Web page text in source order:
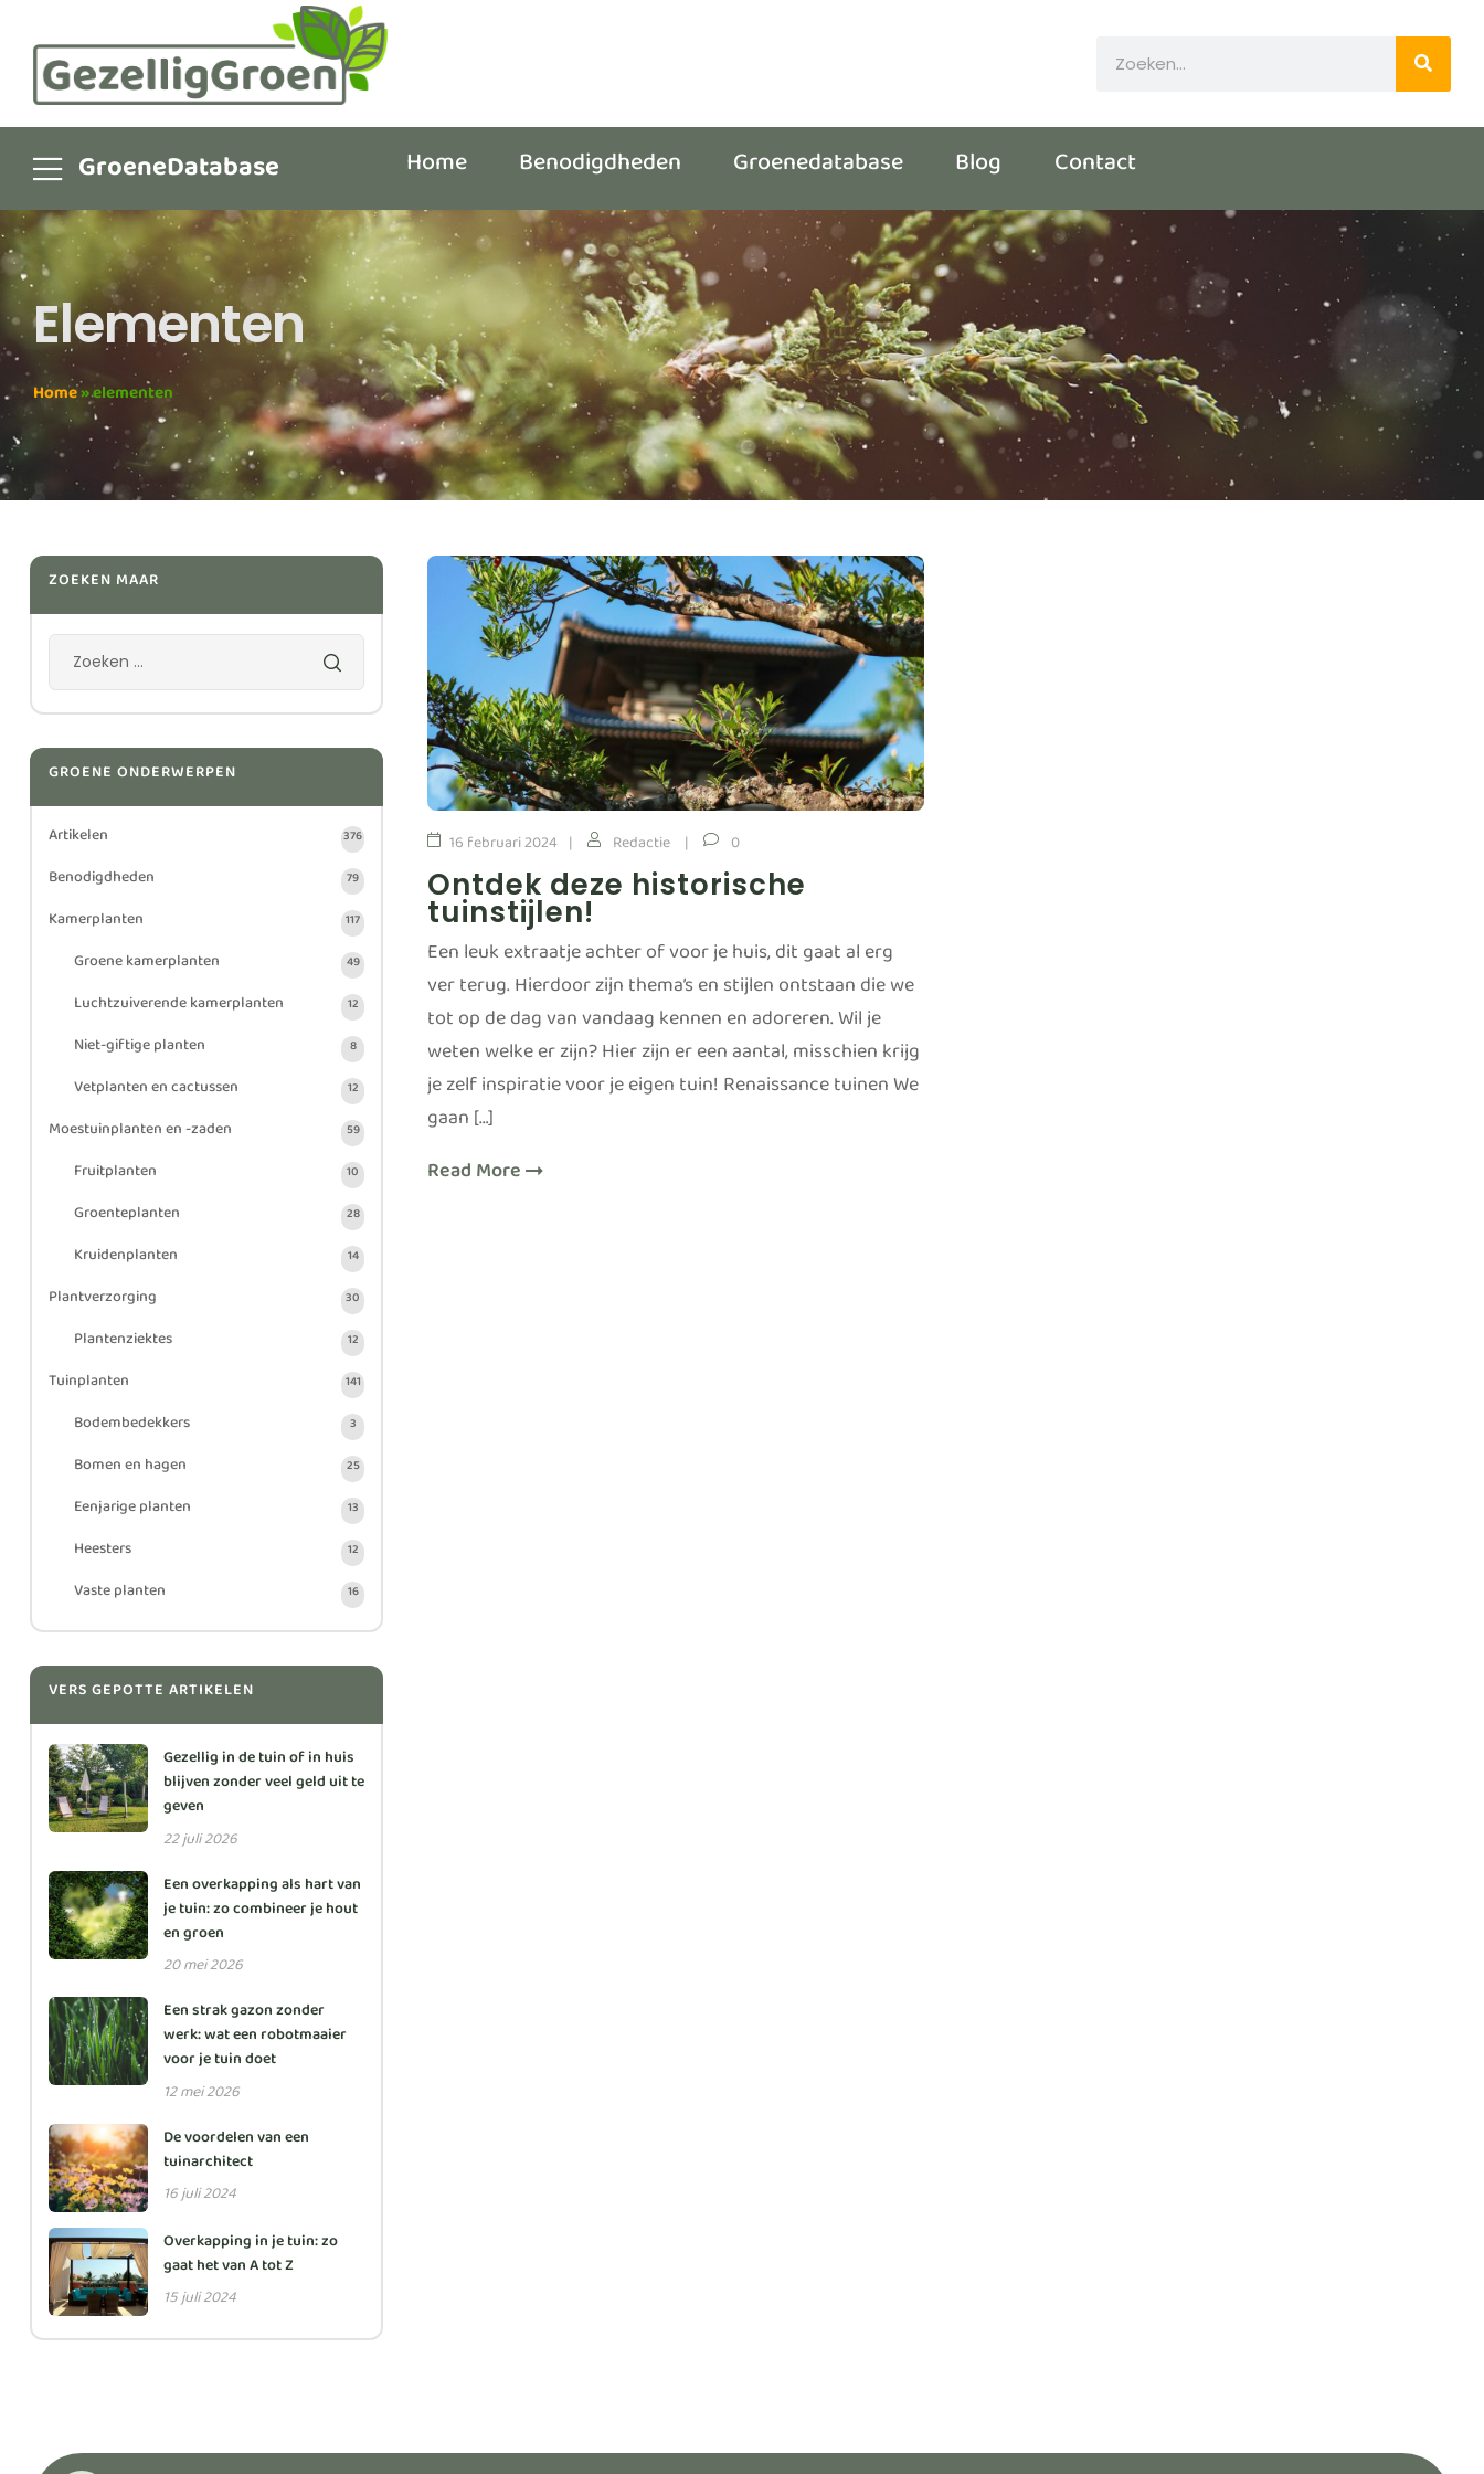
GroeneDatabase Home Benodigdheden Groenedatabase Blog Contact
Elementen
Home»elementen
16 februari 2024 Redactie 0
Ontdek deze historische
tuinstijlen!
Een leuk extraatje achter of voor je huis, dit gaat al erg
ver terug. Hierdoor zijn thema’s en stijlen ontstaan die we
tot op de dag van vandaag kennen en adoreren. Wil je
weten welke er zijn? Hier zijn er een aantal, misschien krijg
je zelf inspiratie voor je eigen tuin! Renaissance tuinen We
gaan […]
Read More
ZOEKEN MAAR
GROENE ONDERWERPEN
Artikelen
376
Benodigdheden 79
Kamerplanten 117
Groene kamerplanten 49
Luchtzuiverende kamerplanten 12
Niet-giftige planten 8
Vetplanten en cactussen 12
Moestuinplanten en -zaden 59
Fruitplanten 10
Groenteplanten 28
Kruidenplanten 14
Plantverzorging 30
Plantenziektes 12
Tuinplanten 141
Bodembedekkers 3
Bomen en hagen 25
Eenjarige planten 13
Heesters 12
Vaste planten 16
VERS GEPOTTE ARTIKELEN
Gezellig in de tuin of in huis
blijven zonder veel geld uit te
geven
22 juli 2026
Een overkapping als hart van
je tuin: zo combineer je hout
en groen
20 mei 2026
Een strak gazon zonder
werk: wat een robotmaaier
voor je tuin doet
12 mei 2026
De voordelen van een
tuinarchitect
16 juli 2024
Overkapping in je tuin: zo
gaat het van A tot Z
15 juli 2024